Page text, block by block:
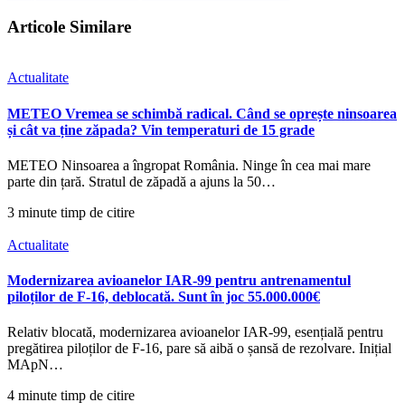
Articole Similare
Actualitate
METEO Vremea se schimbă radical. Când se oprește ninsoarea
și cât va ține zăpada? Vin temperaturi de 15 grade
METEO Ninsoarea a îngropat România. Ninge în cea mai mare
parte din țară. Stratul de zăpadă a ajuns la 50…
3 minute timp de citire
Actualitate
Modernizarea avioanelor IAR-99 pentru antrenamentul
piloților de F-16, deblocată. Sunt în joc 55.000.000€
Relativ blocată, modernizarea avioanelor IAR-99, esențială pentru
pregătirea piloților de F-16, pare să aibă o șansă de rezolvare. Inițial
MApN…
4 minute timp de citire